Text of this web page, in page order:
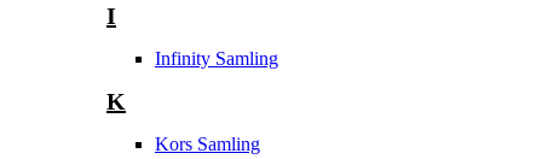
I
Infinity Samling
K
Kors Samling